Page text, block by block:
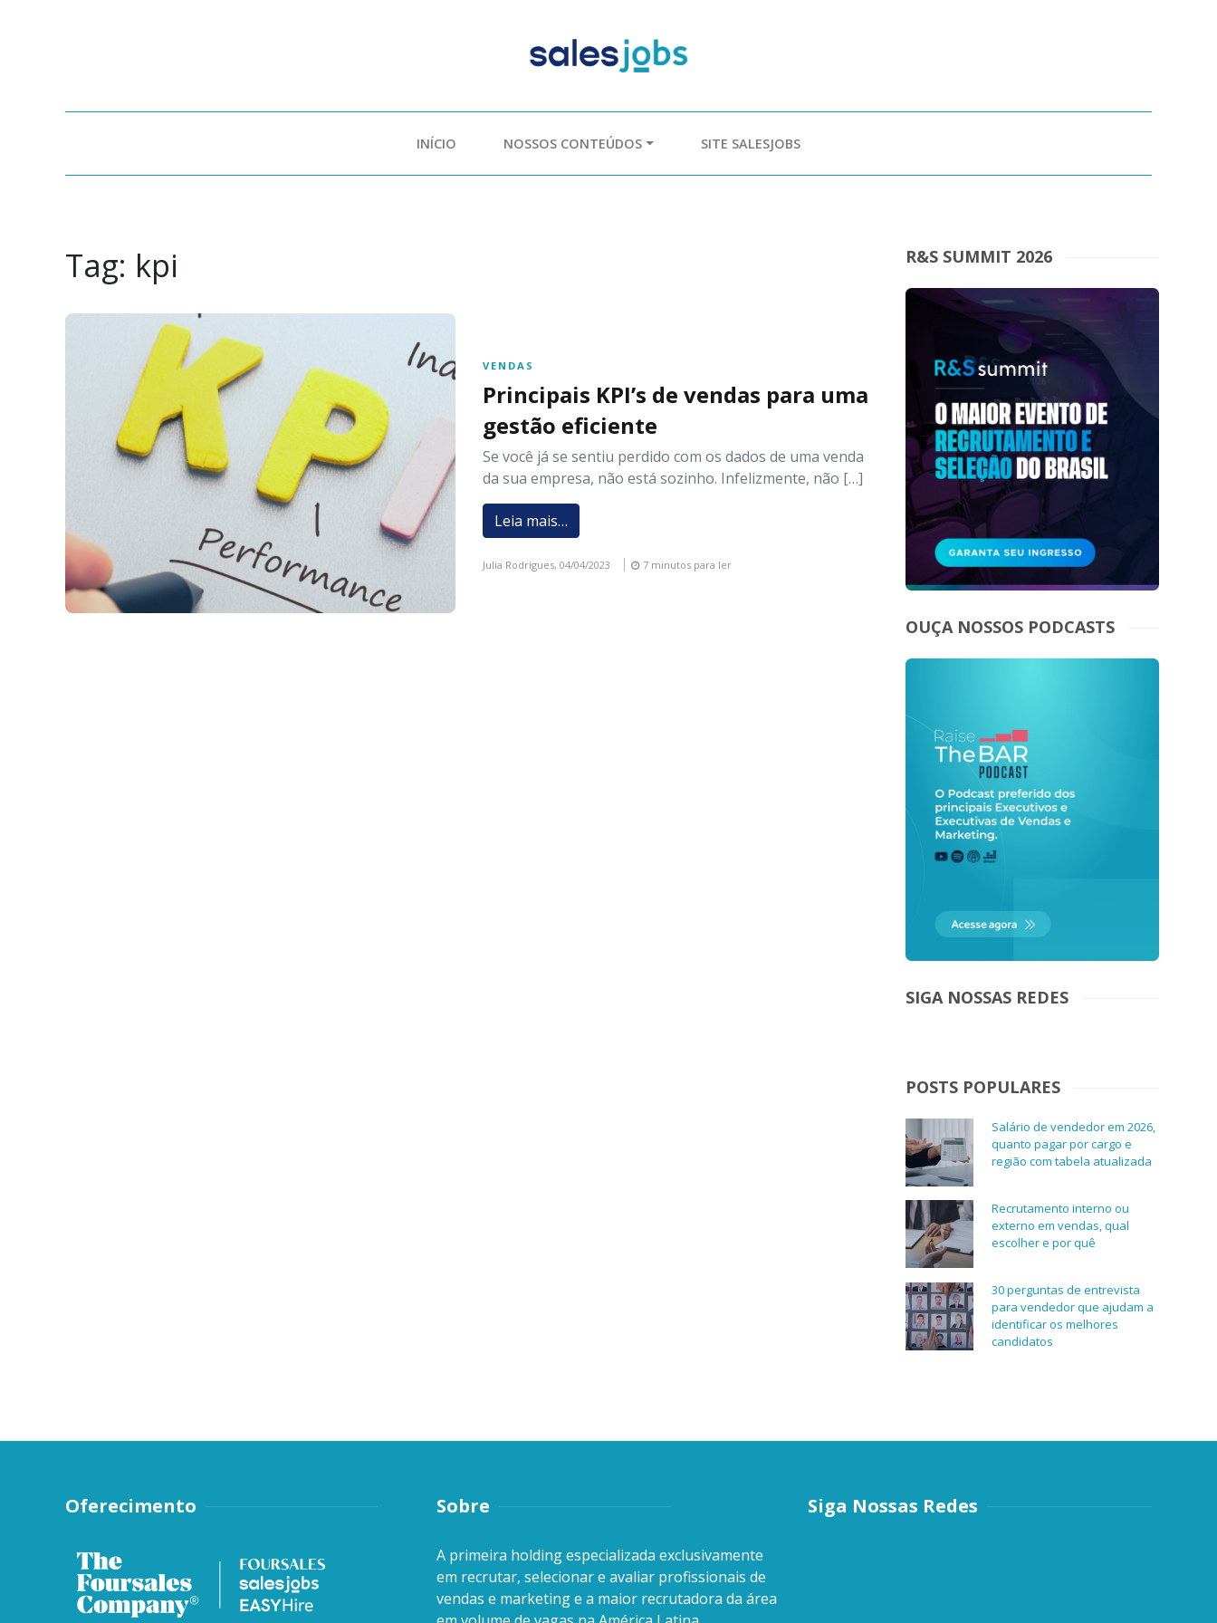
INÍCIO NOSSOS CONTEÚDOS SITE SALESJOBS
Tag: kpi
VENDAS
Principais KPI’s de vendas para uma
gestão eficiente
Se você já se sentiu perdido com os dados de uma venda
da sua empresa, não está sozinho. Infelizmente, não […]
Leia mais…
Julia Rodrigues,04/04/2023 7 minutos para ler
R&S SUMMIT 2026
OUÇA NOSSOS PODCASTS
SIGA NOSSAS REDES
POSTS POPULARES
Salário de vendedor em 2026,
quanto pagar por cargo e
região com tabela atualizada
Recrutamento interno ou
externo em vendas, qual
escolher e por quê
30 perguntas de entrevista
para vendedor que ajudam a
identificar os melhores
candidatos
Oferecimento Sobre
A primeira holding especializada exclusivamente
em recrutar, selecionar e avaliar profissionais de
vendas e marketing e a maior recrutadora da área
Siga Nossas Redes